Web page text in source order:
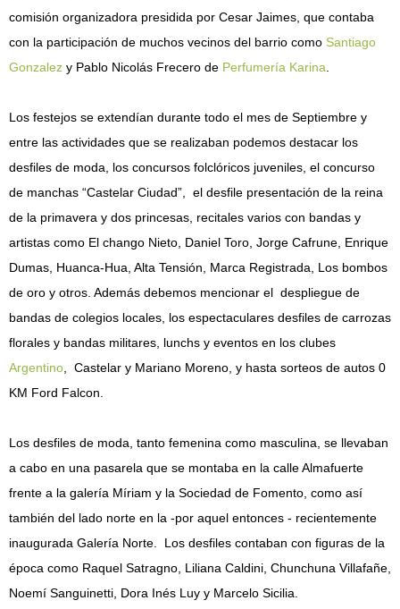
comisión organizadora presidida por Cesar Jaimes, que contaba
con la participación de muchos vecinos del barrio como Santiago
Gonzalez y Pablo Nicolás Frecero de Perfumería Karina
Los festejos se extendían durante todo el mes de Septiembre y
entre las actividades que se realizaban podemos destacar los
desfiles de moda, los concursos folclóricos juveniles, el concurso
de manchas “Castelar Ciudad”, el desfile presentación de la reina
de la primavera y dos princesas, recitales varios con bandas y
artistas como El chango Nieto, Daniel Toro, Jorge Cafrune, Enrique
Dumas, Huanca-Hua, Alta Tensión, Marca Registrada, Los bombos
de oro y otros. Además debemos mencionar el despliegue de
bandas de colegios locales, los espectaculares desfiles de carrozas
florales y bandas militares, lunchs y eventos en los clubes
Argentino , Castelar y Mariano Moreno, y hasta sorteos de autos 0
KM Ford Falcon.
Los desfiles de moda, tanto femenina como masculina, se llevaban
a cabo en una pasarela que se montaba en la calle Almafuerte
frente a la galería Míriam y la Sociedad de Fomento, como así
también del lado norte en la -por aquel entonces - recientemente
inaugurada Galería Norte. Los desfiles contaban con figuras de la
época como Raquel Satragno, Liliana Caldini, Chunchuna Villafañe,
Noemí Sanguinetti, Dora Inés Luy y Marcelo Sicilia.